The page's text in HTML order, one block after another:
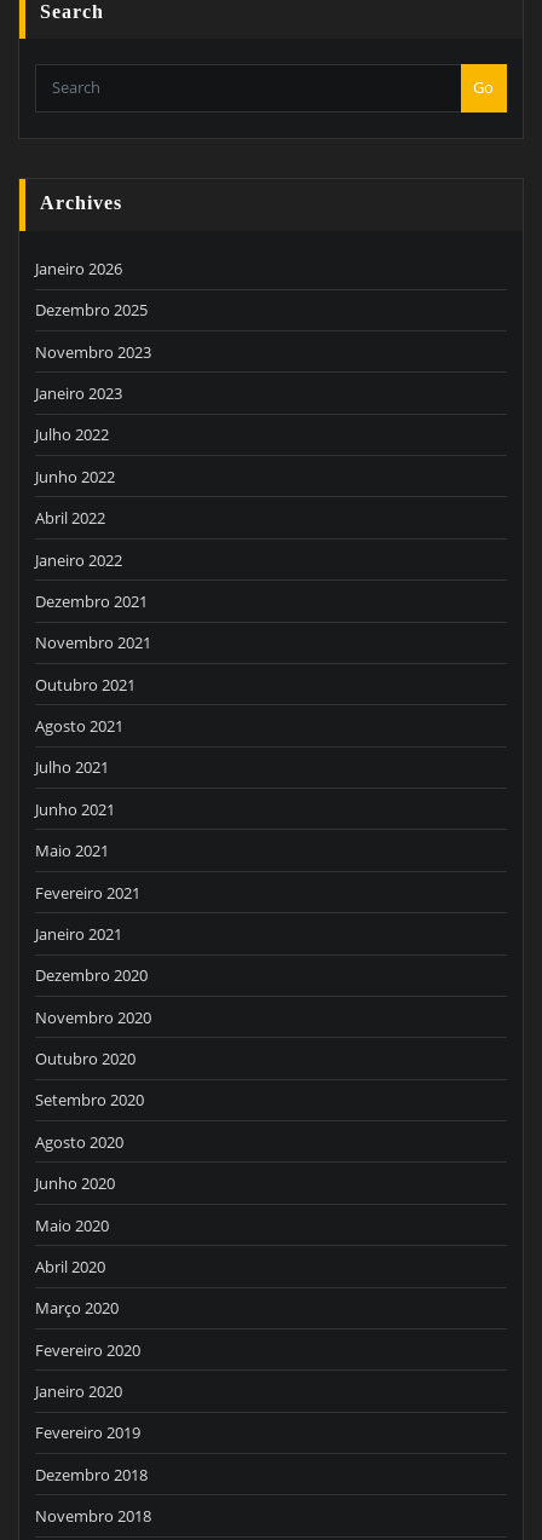
Search
Go
Archives
Janeiro 2026
Dezembro 2025
Novembro 2023
Janeiro 2023
Julho 2022
Junho 2022
Abril 2022
Janeiro 2022
Dezembro 2021
Novembro 2021
Outubro 2021
Agosto 2021
Julho 2021
Junho 2021
Maio 2021
Fevereiro 2021
Janeiro 2021
Dezembro 2020
Novembro 2020
Outubro 2020
Setembro 2020
Agosto 2020
Junho 2020
Maio 2020
Abril 2020
Março 2020
Fevereiro 2020
Janeiro 2020
Fevereiro 2019
Dezembro 2018
Novembro 2018